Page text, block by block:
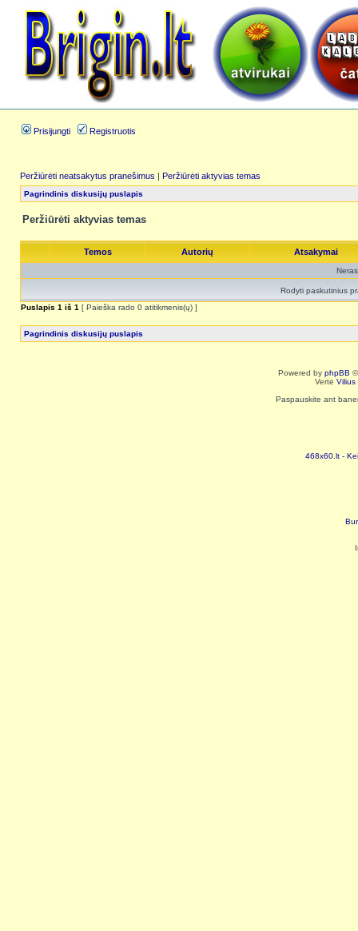
Prisijungti Registruotis
Peržiūrėti neatsakytus pranešimus | Peržiūrėti aktyvias temas
Pagrindinis diskusijų puslapis
Peržiūrėti aktyvias temas
Temos Autorių Atsakymai
Rodyti paskutinius
Puslapis 1 iš 1 [ Paieška rado 0 atitikmenis(ų) ]
Pagrindinis diskusijų puslapis
Powered by phpBB
Vertė Vilius
Paspauskite ant
468x60.lt -